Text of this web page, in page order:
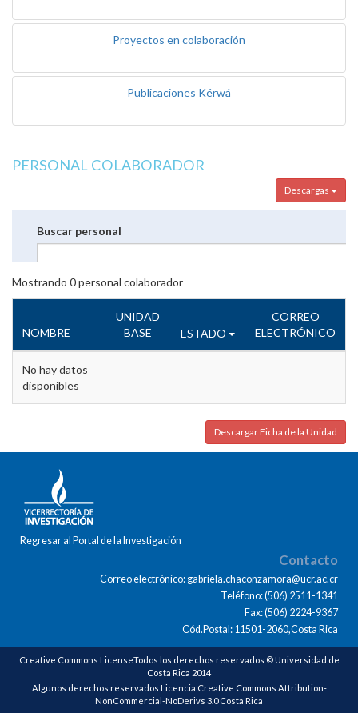
Proyectos en colaboración
Publicaciones Kérwá
PERSONAL COLABORADOR
Descargas
Buscar personal
Mostrando 0personal colaborador
NOMBRE
UNIDAD
BASE
ESTADO
CORREO
ELECTRÓNICO
No hay datos
disponibles
Descargar Ficha de la Unidad
Regresar al Portal de la Investigación
Contacto
Correo electrónico: gabriela.chaconzamora@ucr.ac.cr
Teléfono: (506) 2511-1341
Fax: (506) 2224-9367
Cód.Postal: 11501-2060,Costa Rica
Creative Commons LicenseTodos los derechos reservados © Universidad de
Costa Rica 2014
Algunos derechos reservados Licencia Creative Commons Attribution-
NonCommercial-NoDerivs 3.0 Costa Rica